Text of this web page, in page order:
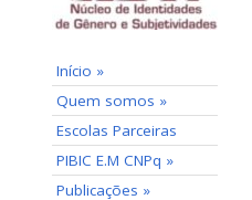
Início »
Quem somos »
Escolas Parceiras
PIBIC E.M CNPq »
Publicações »